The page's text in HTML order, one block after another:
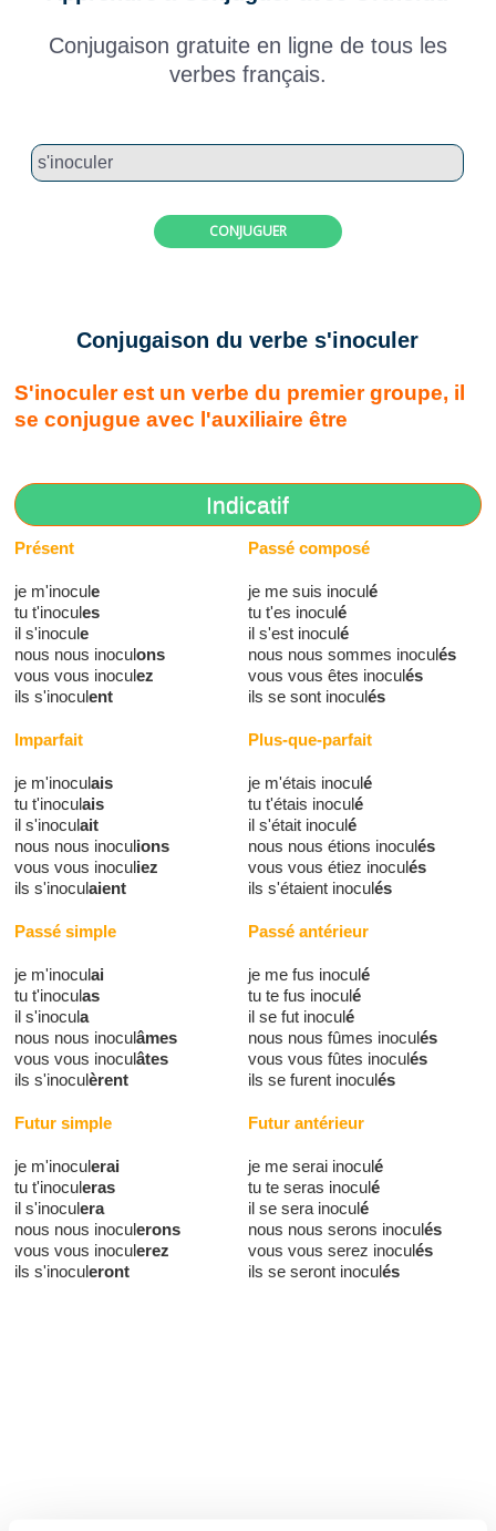
Conjugaison gratuite en ligne de tous les
verbes français.
CONJUGUER
Conjugaison du verbe s'inoculer
S'inoculer est un verbe du premier groupe, il
se conjugue avec l'auxiliaire être
Indicatif
Présent
je m'inocule
tu t'inocules
il s'inocule
nous nous inoculons
vous vous inoculez
ils s'inoculent
Passé composé
je me suis inoculé
tu t'es inoculé
il s'est inoculé
nous nous sommes inoculés
vous vous êtes inoculés
ils se sont inoculés
Imparfait
je m'inoculais
tu t'inoculais
il s'inoculait
nous nous inoculions
vous vous inoculiez
ils s'inoculaient
Plus-que-parfait
je m'étais inoculé
tu t'étais inoculé
il s'était inoculé
nous nous étions inoculés
vous vous étiez inoculés
ils s'étaient inoculés
Passé simple
je m'inoculai
tu t'inoculas
il s'inocula
nous nous inoculâmes
vous vous inoculâtes
ils s'inoculèrent
Passé antérieur
je me fus inoculé
tu te fus inoculé
il se fut inoculé
nous nous fûmes inoculés
vous vous fûtes inoculés
ils se furent inoculés
Futur simple
je m'inoculerai
tu t'inoculeras
il s'inoculera
nous nous inoculerons
vous vous inoculerez
ils s'inoculeront
Futur antérieur
je me serai inoculé
tu te seras inoculé
il se sera inoculé
nous nous serons inoculés
vous vous serez inoculés
ils se seront inoculés